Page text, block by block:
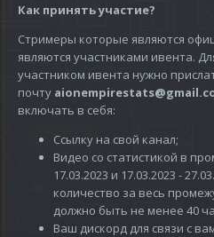
Как принять участие?
Стримеры которые являются
являются участниками ивента.
участником ивента нужно
почту
включать в себя:
Ссылку на свой канал;
Видео со статистикой в
17.03.2023 и 17.03.2023 -
количество за весь
должно быть не менее 40
Ваш дискорд для связи с